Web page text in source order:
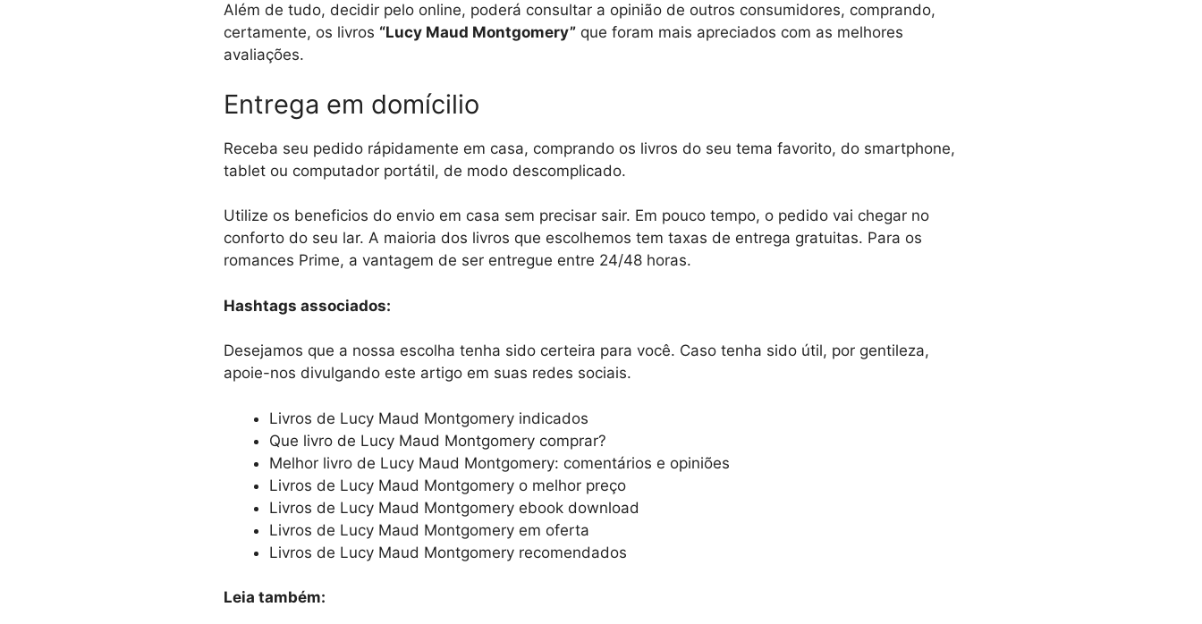
Além de tudo, decidir pelo online, poderá consultar a opinião de outros consumidores, comprando,
certamente, os livros “Lucy Maud Montgomery”que foram mais apreciados com as melhores
avaliações.
Entrega em domícilio
Receba seu pedido rápidamente em casa, comprando os livros do seu tema favorito, do smartphone,
tablet ou computador portátil, de modo descomplicado.
Utilize os beneficios do envio em casa sem precisar sair. Em pouco tempo, o pedido vai chegar no
conforto do seu lar. A maioria dos livros que escolhemos tem taxas de entrega gratuitas. Para os
romances Prime, a vantagem de ser entregue entre 24/48 horas.
Hashtags associados:
Desejamos que a nossa escolha tenha sido certeira para você. Caso tenha sido útil, por gentileza,
apoie-nos divulgando este artigo em suas redes sociais.
Livros de Lucy Maud Montgomery indicados
Que livro de Lucy Maud Montgomery comprar?
Melhor livro de Lucy Maud Montgomery: comentários e opiniões
Livros de Lucy Maud Montgomery o melhor preço
Livros de Lucy Maud Montgomery ebook download
Livros de Lucy Maud Montgomery em oferta
Livros de Lucy Maud Montgomery recomendados
Leia também: